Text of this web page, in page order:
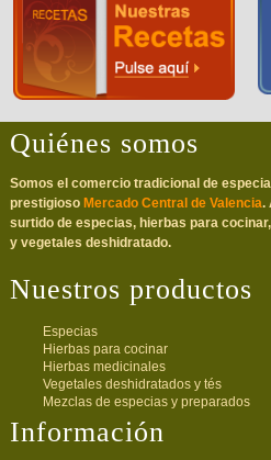
Quiénes somos
Somos el comercio tradicional de
prestigioso Mercado Central de Valencia.
surtido de especias, hierbas para
y vegetales deshidratado.
Nuestros productos
Especias
Hierbas para cocinar
Hierbas medicinales
Vegetales deshidratados y tés
Mezclas de especias y preparados
Información